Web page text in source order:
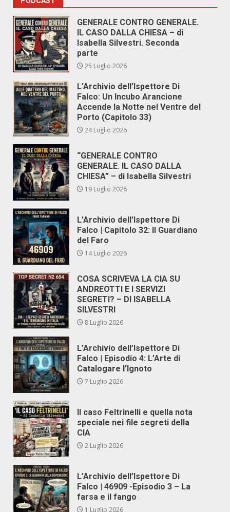
GENERALE CONTRO GENERALE.
IL CASO DALLA CHIESA – di
Isabella Silvestri. Seconda
parte
25 Luglio 2026
L’Archivio dell’Ispettore Di
Falco: Un Incubo Arancione
Accende la Notte nel Ventre del
Porto (Capitolo 33)
24 Luglio 2026
“GENERALE CONTRO
GENERALE. IL CASO DALLA
CHIESA” – di Isabella Silvestri
19 Luglio 2026
L’Archivio dell’Ispettore Di
Falco | Capitolo 32: Il Guardiano
del Faro
14 Luglio 2026
COSA SCRIVEVA LA CIA SU
ANDREOTTI E I SERVIZI
SEGRETI? – DI ISABELLA
SILVESTRI
8 Luglio 2026
L’Archivio dell’Ispettore Di
Falco | Episodio 4: L’Arte di
Catalogare l’Ignoto
7 Luglio 2026
Il caso Feltrinelli e quella nota
speciale nei file segreti della
CIA
2 Luglio 2026
L’Archivio dell’Ispettore Di
Falco | 46909 -Episodio 3 – La
farsa e il fango
1 Luglio 2026